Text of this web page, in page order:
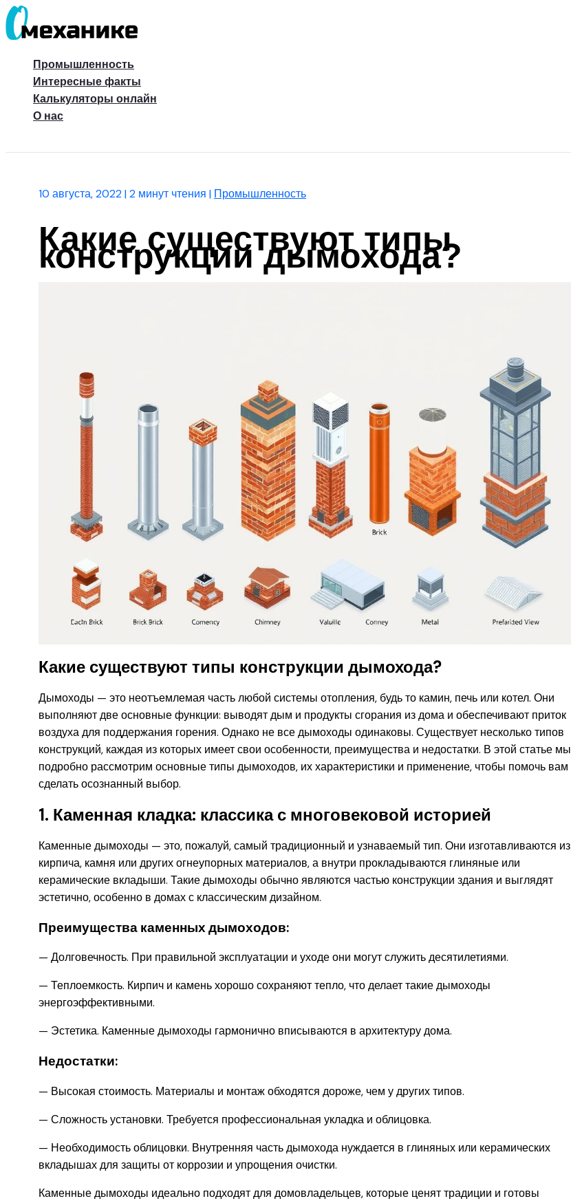
Перейти
к
Промышленность
Интересные факты
Калькуляторы онлайн
О нас
10 августа, 2022|2 минут чтения | Промышленность
Какие существуют типы
конструкции дымохода?
Какие существуют типы конструкции дымохода?
Дымоходы — это неотъемлемая часть любой системы отопления, будь то камин, печь или котел. Они
выполняют две основные функции: выводят дым и продукты сгорания из дома и обеспечивают приток
воздуха для поддержания горения. Однако не все дымоходы одинаковы. Существует несколько типов
конструкций, каждая из которых имеет свои особенности, преимущества и недостатки. В этой статье мы
подробно рассмотрим основные типы дымоходов, их характеристики и применение, чтобы помочь вам
сделать осознанный выбор.
1. Каменная кладка: классика с многовековой историей
Каменные дымоходы — это, пожалуй, самый традиционный и узнаваемый тип. Они изготавливаются из
кирпича, камня или других огнеупорных материалов, а внутри прокладываются глиняные или
керамические вкладыши. Такие дымоходы обычно являются частью конструкции здания и выглядят
эстетично, особенно в домах с классическим дизайном.
Преимущества каменных дымоходов:
— Долговечность. При правильной эксплуатации и уходе они могут служить десятилетиями.
— Теплоемкость. Кирпич и камень хорошо сохраняют тепло, что делает такие дымоходы
энергоэффективными.
— Эстетика. Каменные дымоходы гармонично вписываются в архитектуру дома.
Недостатки:
— Высокая стоимость. Материалы и монтаж обходятся дороже, чем у других типов.
— Сложность установки. Требуется профессиональная укладка и облицовка.
— Необходимость облицовки. Внутренняя часть дымохода нуждается в глиняных или керамических
вкладышах для защиты от коррозии и упрощения очистки.
Каменные дымоходы идеально подходят для домовладельцев, которые ценят традиции и готовы